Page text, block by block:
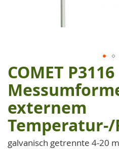
Zum
Anfang
der
Bildgalerie
springen
COMET P3116
externem
galvanisch getrennte 4-20